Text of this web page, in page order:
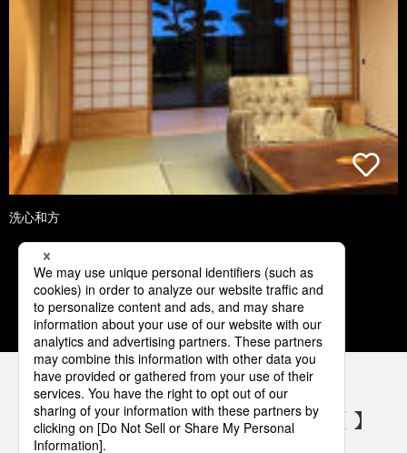
洗心和方
1 2 3 4 5
パナソニックの電気設備 SNSアカウント